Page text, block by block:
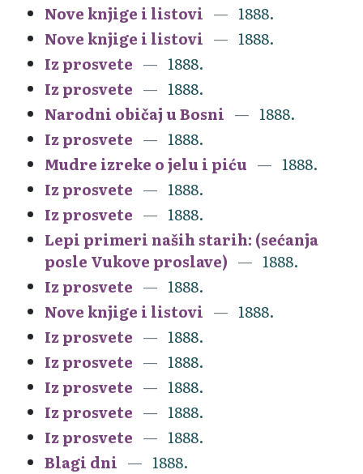
Nove knjige i listovi
1888.
Nove knjige i listovi
1888.
Iz prosvete
1888.
Iz prosvete
1888.
Narodni običaj u Bosni
1888.
Iz prosvete
1888.
Mudre izreke o jelu i piću
1888.
Iz prosvete
1888.
Iz prosvete
1888.
Lepi primeri naših starih: (sećanja
posle Vukove proslave)
1888.
Iz prosvete
1888.
Nove knjige i listovi
1888.
Iz prosvete
1888.
Iz prosvete
1888.
Iz prosvete
1888.
Iz prosvete
1888.
Iz prosvete
1888.
Blagi dni
1888.